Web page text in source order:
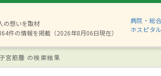
の想いを取材
件の情報を掲載（2026年8月06日現在）
病院・総
ホスピタ
宮筋腫 の検索結果